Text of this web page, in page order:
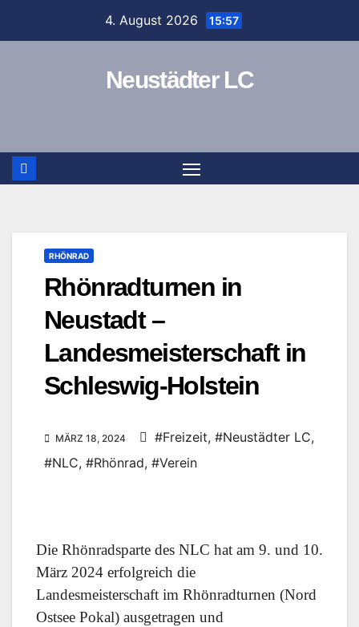
4. August 2026 15:57
Neustädter LC
RHÖNRAD
Rhönradturnen in
Neustadt –
Landesmeisterschaft in
Schleswig-Holstein
MÄRZ 18, 2024 #Freizeit, #Neustädter LC,
#NLC, #Rhönrad, #Verein
Die Rhönradsparte des NLC hat am 9. und 10.
März 2024 erfolgreich die
Landesmeisterschaft im Rhönradturnen (Nord
Ostsee Pokal) ausgetragen und